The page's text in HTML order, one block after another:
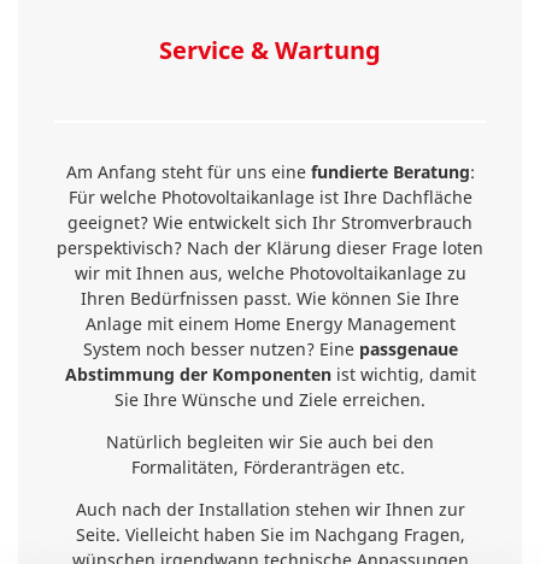
Service & Wartung
Am Anfang steht für uns eine fundierte Beratung:
Für welche Photovoltaikanlage ist Ihre Dachfläche
geeignet? Wie entwickelt sich Ihr Stromverbrauch
perspektivisch? Nach der Klärung dieser Frage loten
wir mit Ihnen aus, welche Photovoltaikanlage zu
Ihren Bedürfnissen passt. Wie können Sie Ihre
Anlage mit einem Home Energy Management
System noch besser nutzen? Eine passgenaue
Abstimmung der Komponentenist wichtig, damit
Sie Ihre Wünsche und Ziele erreichen.
Natürlich begleiten wir Sie auch bei den
Formalitäten, Förderanträgen etc.
Auch nach der Installation stehen wir Ihnen zur
Seite. Vielleicht haben Sie im Nachgang Fragen,